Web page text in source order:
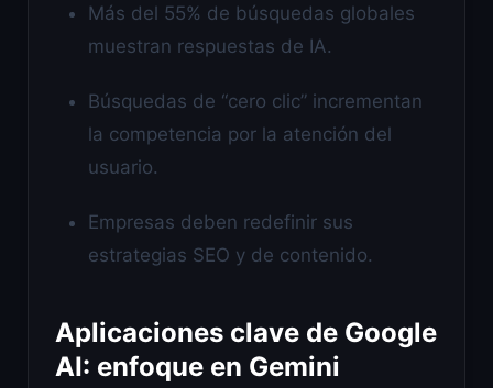
Más del 55% de búsquedas globales
muestran respuestas de IA.
Búsquedas de “cero clic” incrementan
la competencia por la atención del
usuario.
Empresas deben redefinir sus
estrategias SEO y de contenido.
Aplicaciones clave de Google
AI: enfoque en Gemini